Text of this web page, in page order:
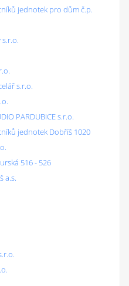
jednotek pro dům č.p.
s.r.o.
PARDUBICE s.r.o.
jednotek Dobříš 1020
516 - 526
a.s.